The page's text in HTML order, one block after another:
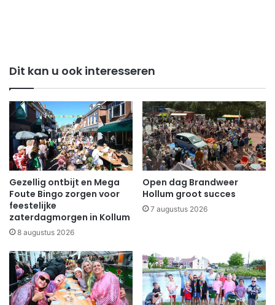
Dit kan u ook interesseren
Gezellig ontbijt en Mega
Foute Bingo zorgen voor
feestelijke
zaterdagmorgen in Kollum
8 augustus 2026
Open dag Brandweer
Hollum groot succes
7 augustus 2026